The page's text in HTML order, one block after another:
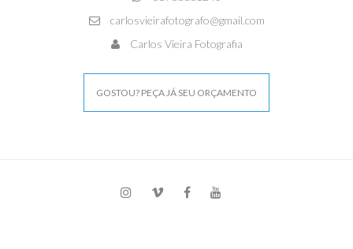
carlosvieirafotografo@gmail.com
Carlos Vieira Fotografia
GOSTOU? PEÇA JÁ SEU ORÇAMENTO